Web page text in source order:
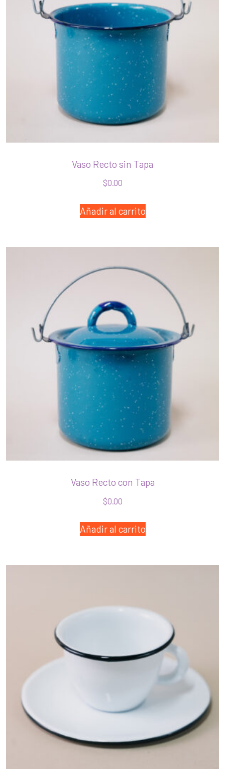
Vaso Recto sin Tapa
$0.00
Añadir al carrito
Vaso Recto con Tapa
$0.00
Añadir al carrito